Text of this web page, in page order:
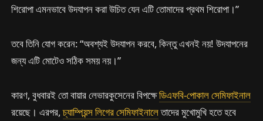
শিরোপা এমনভাবে উদযাপন করা উচিত যেন এটি তোমাদের প্রথম শিরোপা।”
তবে তিনি যোগ করেন: “অবশ্যই উদযাপন করবে, কিন্তু এখনই নয়! উদযাপনের
জন্য এটি মোটেও সঠিক সময় নয়।”
কারণ, বুধবারই তো বায়ার লেভারকুসেনের বিপক্ষেডিএফবি-পোকাল সেমিফাইনাল
রয়েছে। এরপর,চ্যাম্পিয়ন্স লিগের সেমিফাইনালেতাদের মুখোমুখি হতে হবে